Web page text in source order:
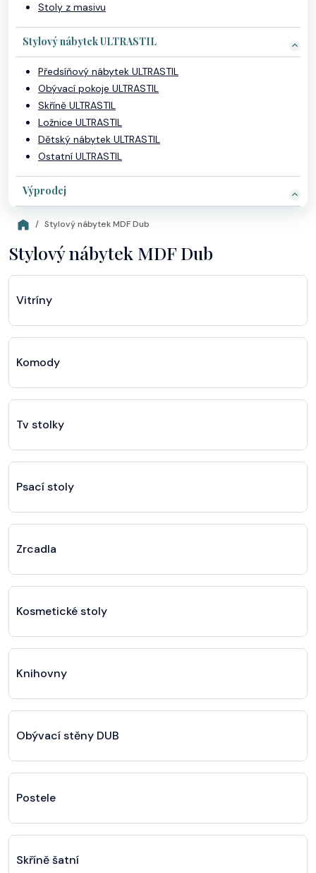
Stoly z masivu
Stylový nábytek ULTRASTIL
Předsíňový nábytek ULTRASTIL
Obývací pokoje ULTRASTIL
Skříně ULTRASTIL
Ložnice ULTRASTIL
Dětský nábytek ULTRASTIL
Ostatní ULTRASTIL
Výprodej
Stylový nábytek MDF Dub
Stylový nábytek MDF Dub
Vitríny
Komody
Tv stolky
Psací stoly
Zrcadla
Kosmetické stoly
Knihovny
Obývací stěny DUB
Postele
Skříně šatní